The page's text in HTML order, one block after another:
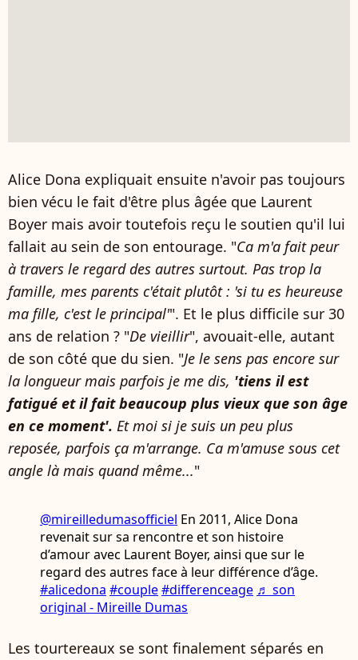
Alice Dona expliquait ensuite n'avoir pas toujours
bien vécu le fait d'être plus âgée que Laurent
Boyer mais avoir toutefois reçu le soutien qu'il lui
fallait au sein de son entourage. "Ca m'a fait peur
à travers le regard des autres surtout. Pas trop la
famille, mes parents c'était plutôt : 'si tu es heureuse
ma fille, c'est le principal'". Et le plus difficile sur 30
ans de relation ? "De vieillir", avouait-elle, autant
de son côté que du sien. "Je le sens pas encore sur
la longueur mais parfois je me dis, 'tiens il est
fatigué et il fait beaucoup plus vieux que son âge
en ce moment'. Et moi si je suis un peu plus
reposée, parfois ça m'arrange. Ca m'amuse sous cet
angle là mais quand même..."
@mireilledumasofficiel En 2011, Alice Dona
revenait sur sa rencontre et son histoire
d’amour avec Laurent Boyer, ainsi que sur le
regard des autres face à leur différence d’âge.
#alicedona #couple#differenceage ♬ son
original - Mireille Dumas
Les tourtereaux se sont finalement séparés en